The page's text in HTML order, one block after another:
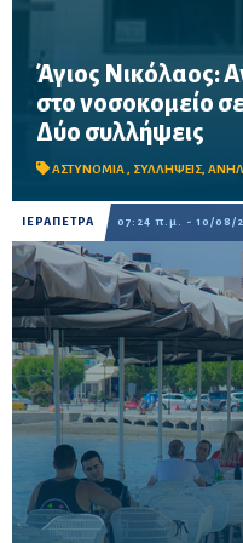
Άγιος Νικόλαος:
στο νοσοκομείο
Δύο συλλήψεις
ΑΣΤΥΝΟΜΙΑ , ΣΥΛΛΗΨΕΙΣ,
Συνελήφθησαν ο 43χρονος
46χρονος διοργανωτής
προανάκριση βρίσκεται σε
ΙΕΡΑΠΕΤΡΑ 07:24 π.μ. - 10/08/